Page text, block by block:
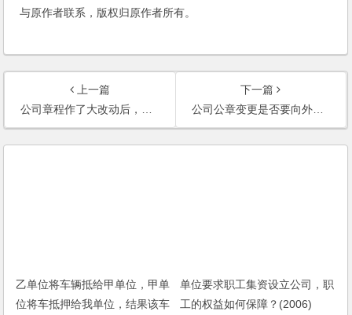
与原作者联系，版权归原作者所有。
上一篇
公司章程作了大改动后，应向工商局提交公司章程修正案还是修正后的公司章程？(2006)
下一篇
公司公章变更是否要向外界公布消息？以前签的合同是否否仍然有效呢？(2006)
乙单位将车辆抵给甲单位，甲单
位将车抵押给我单位，结果该车
单位要求职工集资设立公司，职
工的权益如何保障？(2006)